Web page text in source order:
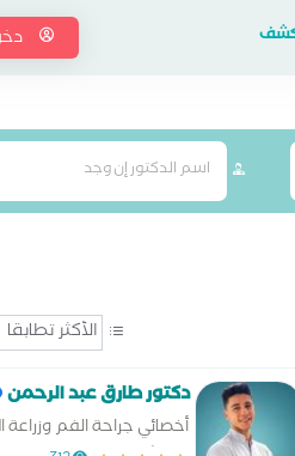
دكتور طارق عبد الرحمن
أخصائي جراحة الفم وزراعة